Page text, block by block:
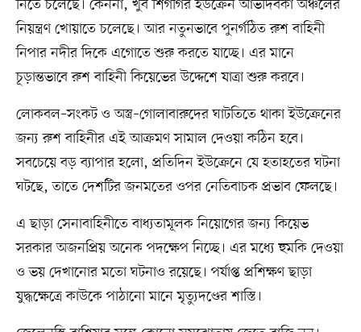
নিতে চলেছে। কেননা, খুব শিগগির ইউক্রেন আভদিবকা অঞ্চলের
নিয়ন্ত্রণ খোয়াতে চলেছে। আর নতুনভাবে পুনর্গঠিত রুশ বাহিনী
নিপার নদীর দিকে এগোতে শুরু করতে যাচ্ছে। এর মানে
চূড়ান্তভাবে রুশ বাহিনী কিয়েভের উদ্দেশে যাত্রা শুরু করবে।
লোকবল–সংকট ও অস্ত্র–গোলাবারুদের ঘাটতিতে থাকা ইউক্রেনের
জন্য রুশ বাহিনীর এই আক্রমণ সামাল দেওয়া কঠিন হবে।
সবচেয়ে বড় ব্যাপার হলো, প্রতিদিন ইউক্রেনে যে হতাহতের ঘটনা
ঘটছে, তাতে দেশটির জনমতের ওপর নেতিবাচক প্রভাব ফেলছে।
এ ছাড়া সেনাবাহিনীতে বাধ্যতামূলক নিয়োগের জন্য কিয়েভ
সরকার অজনপ্রিয় অনেক পদক্ষেপ নিচ্ছে। এর মধ্যে হুমকি দেওয়া
ও ভয় দেখানোর মতো ঘটনাও রয়েছে। পর্যাপ্ত প্রশিক্ষণ ছাড়া
যুদ্ধক্ষেত্রে কাউকে পাঠানো মানে মৃত্যুদণ্ডের শাস্তি।